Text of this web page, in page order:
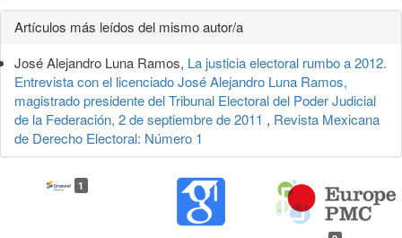
Detalles
del
artículo
Artículos más leídos del mismo autor/a
José Alejandro Luna Ramos, La justicia electoral rumbo a 2012.
Entrevista con el licenciado José Alejandro Luna Ramos,
magistrado presidente del Tribunal Electoral del Poder Judicial
de la Federación, 2 de septiembre de 2011 , Revista Mexicana
de Derecho Electoral: Número 1
1